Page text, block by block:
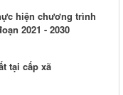
hiện chương trình
2021 - 2030
tại cấp xã